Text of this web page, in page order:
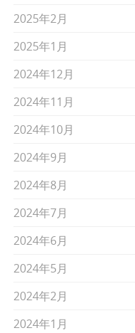
2025年2月
2025年1月
2024年12月
2024年11月
2024年10月
2024年9月
2024年8月
2024年7月
2024年6月
2024年5月
2024年2月
2024年1月